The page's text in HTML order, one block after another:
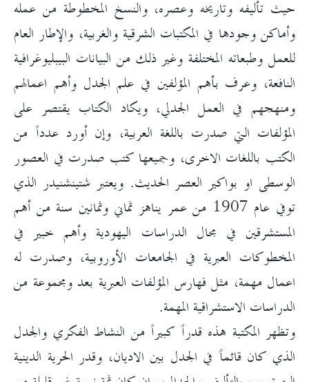
حيث تأليفه وتاريخه وعصره، والنسخ المخطوطة من عمله
وأماكن وجودها في المكتبات الشرقية والغربية، والإطار العام
للعمل وطبعاته المختلفة وغير ذلك من البيانات البيبليوغرافية
النافعة، وعرف بأهم المؤلفين في علم الجدل وأهم اعمالهم
ومنهجهم في العمل الجدلي، ويكاد الكتاب يقتصر على
المؤلفات التي صدرت باللغة العربية، وإن أورد عدداً من
الكتب باللغات الاخرى، وجميعها كتب صدرت في العصور
الوسطى او بواكير العصر الحديث. ويعتبر شتينشنيدر الذي
توفي عام 1907 من عمر يناهز ثماني وثمانين سنة من أهم
المستشرقين في مجال الدراسات اليهودية وأهم خبير في
المخطوكات العبرية في الجامعات الأوروبية، وصدرت له
اعمال مهمة، مثل فهارس المؤلفات العبرية بعد ومجموعة من
الدراسات الاستشراقية المهمة.
وتظهر المكتبة هذه قدراً كبيراً من النشاط الفكري والجدل
الذي كان قائماً في الجدل بين الاديان، وقدر الحرية الدينية